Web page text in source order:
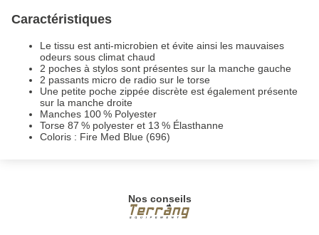
Caractéristiques
Le tissu est anti-microbien et évite ainsi les mauvaises
odeurs sous climat chaud
2 poches à stylos sont présentes sur la manche gauche
2 passants micro de radio sur le torse
Une petite poche zippée discrète est également présente
sur la manche droite
Manches 100 % Polyester
Torse 87 % polyester et 13 % Élasthanne
Coloris : Fire Med Blue (696)
Nos conseils